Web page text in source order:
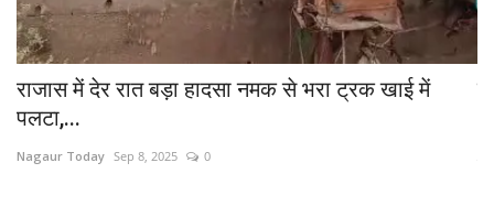
राजास में देर रात बड़ा हादसा नमक से भरा ट्रक खाई में
पलटा,...
Nagaur Today Sep 8, 2025 0